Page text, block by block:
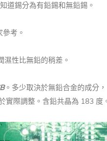
道錫分為有鉛錫和無鉛錫。
考。
濕性比無鉛的稍差。
。 多少取決於無鉛合金的成分，
實際調整。 含鉛共晶為 183 度